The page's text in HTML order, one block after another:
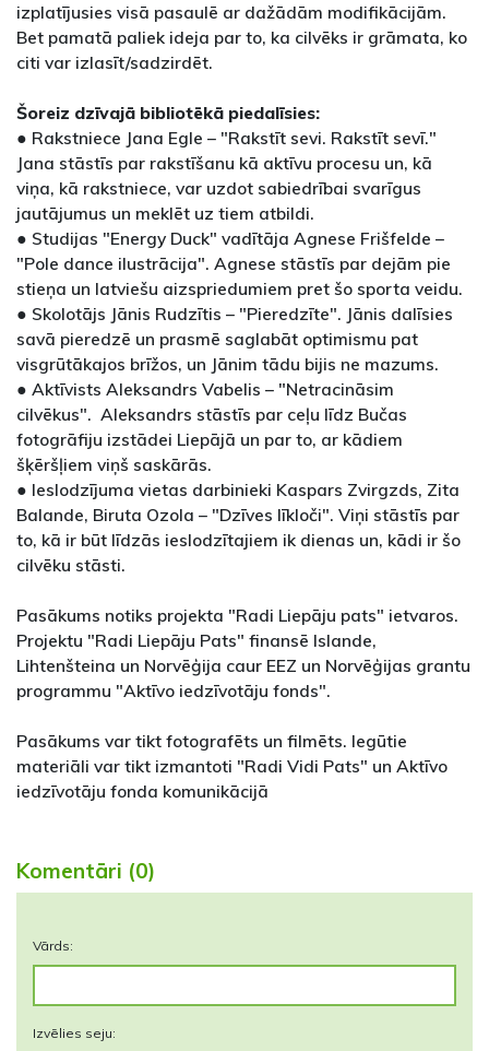
izplatījusies visā pasaulē ar dažādām modifikācijām.
Bet pamatā paliek ideja par to, ka cilvēks ir grāmata, ko
citi var izlasīt/sadzirdēt.
Šoreiz dzīvajā bibliotēkā piedalīsies:
● Rakstniece Jana Egle – "Rakstīt sevi. Rakstīt sevī."
Jana stāstīs par rakstīšanu kā aktīvu procesu un, kā
viņa, kā rakstniece, var uzdot sabiedrībai svarīgus
jautājumus un meklēt uz tiem atbildi.
● Studijas "Energy Duck" vadītāja Agnese Frišfelde –
"Pole dance ilustrācija". Agnese stāstīs par dejām pie
stieņa un latviešu aizspriedumiem pret šo sporta veidu.
● Skolotājs Jānis Rudzītis – "Pieredzīte". Jānis dalīsies
savā pieredzē un prasmē saglabāt optimismu pat
visgrūtākajos brīžos, un Jānim tādu bijis ne mazums.
● Aktīvists Aleksandrs Vabelis – "Netracināsim
cilvēkus". Aleksandrs stāstīs par ceļu līdz Bučas
fotogrāfiju izstādei Liepājā un par to, ar kādiem
šķēršļiem viņš saskārās.
● Ieslodzījuma vietas darbinieki Kaspars Zvirgzds, Zita
Balande, Biruta Ozola – "Dzīves līkloči". Viņi stāstīs par
to, kā ir būt līdzās ieslodzītajiem ik dienas un, kādi ir šo
cilvēku stāsti.
Pasākums notiks projekta "Radi Liepāju pats" ietvaros.
Projektu "Radi Liepāju Pats" finansē Islande,
Lihtenšteina un Norvēģija caur EEZ un Norvēģijas grantu
programmu "Aktīvo iedzīvotāju fonds".
Pasākums var tikt fotografēts un filmēts. Iegūtie
materiāli var tikt izmantoti "Radi Vidi Pats" un Aktīvo
iedzīvotāju fonda komunikācijā
Komentāri (0)
Vārds:
Izvēlies seju: